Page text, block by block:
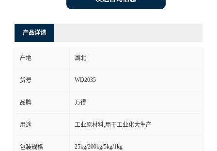
产品详请
产地 湖北
货号 WD2035
品牌 万得
用途 工业原材料,用于工业化大生产
包装规格 25kg/200kg/5kg/1kg